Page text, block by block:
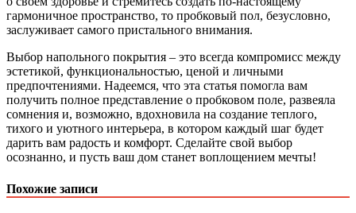
гармоничное пространство, то пробковый пол, безусловно,
заслуживает самого пристального внимания.
Выбор напольного покрытия – это всегда компромисс между
эстетикой, функциональностью, ценой и личными
предпочтениями. Надеемся, что эта статья помогла вам
получить полное представление о пробковом поле, развеяла
сомнения и, возможно, вдохновила на создание теплого,
тихого и уютного интерьера, в котором каждый шаг будет
дарить вам радость и комфорт. Сделайте свой выбор
осознанно, и пусть ваш дом станет воплощением мечты!
Похожие записи